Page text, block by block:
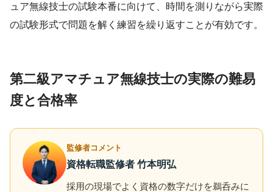
ュア無線技士の試験本番に向けて、時間を測りながら実際
の試験形式で問題を解く練習を繰り返すことが有効です。
第二級アマチュア無線技士の実際の難易
度と合格率
監修者コメント
資格転職監修者 竹本明弘
採用の現場でよく資格の数字だけを鵜呑みに